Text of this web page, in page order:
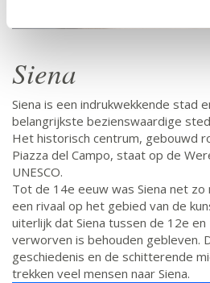
Siena
Siena is een indrukwekkende stad
belangrijkste bezienswaardige
Het historisch centrum, gebouwd
Piazza del Campo, staat op de
UNESCO.
Tot de 14e eeuw was Siena net zo
een rivaal op het gebied van de
uiterlijk dat Siena tussen de 12e
verworven is behouden gebleven.
geschiedenis en de schitterende
trekken veel mensen naar Siena.